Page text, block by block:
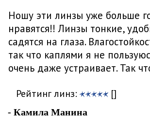
Ношу эти линзы уже больше
нравятся!! Линзы тонкие,
садятся на глаза.
так что каплями я не
очень даже устраивает. Так
Рейтинг линз: []
- Камила Манина